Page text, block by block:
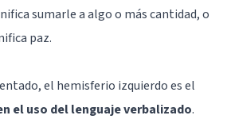
sumarle a algo o más cantidad, o
paz.
el hemisferio izquierdo es el
el uso del lenguaje verbalizado.